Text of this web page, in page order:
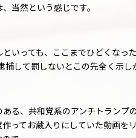
当然という感じです。
いっても、ここまでひどくなっ
して罰しないとこの先全く示し
ある、共和党系のアンチトラン
ってお蔵入りにしていた動画